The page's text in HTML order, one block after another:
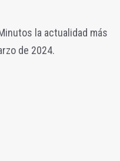
la actualidad más
de 2024.